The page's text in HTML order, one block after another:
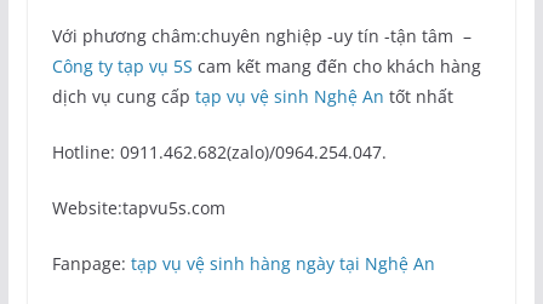
Với phương châm:chuyên nghiệp -uy tín -tận tâm –
Công ty tạp vụ 5S cam kết mang đến cho khách hàng
dịch vụ cung cấp tạp vụ vệ sinh Nghệ An tốt nhất
Hotline: 0911.462.682(zalo)/0964.254.047.
Website:tapvu5s.com
Fanpage: tạp vụ vệ sinh hàng ngày tại Nghệ An